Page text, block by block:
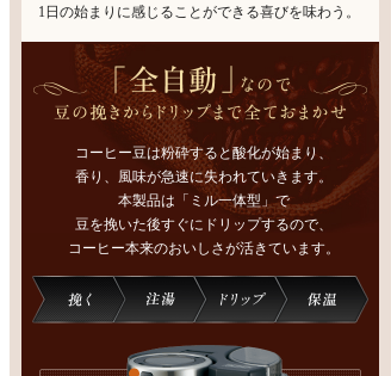
1日の始まりに感じることができる喜びを味わう。
コーヒー豆は粉砕すると酸化が始まり、
香り、風味が急速に失われていきます。
本製品は「ミル一体型」で
豆を挽いた後すぐにドリップするので、
コーヒー本来のおいしさが活きています。